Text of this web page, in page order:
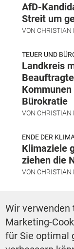
AfD-
Streit um
VON CHRISTIAN
TEUER UND
Landkreis
Bürokratie
VON CHRISTIAN
ENDE DER
Klimaziele
ziehen die
VON CHRISTIAN
Wir verwenden
Marketing-
für Sie optimal